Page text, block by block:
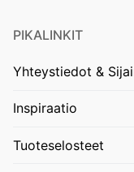
PIKALINKIT
Yhteystiedot &
Inspiraatio
Tuoteselosteet